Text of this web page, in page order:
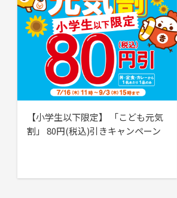
【小学生以下限定】 「こども元気
割」 80円(税込)引きキャンペーン